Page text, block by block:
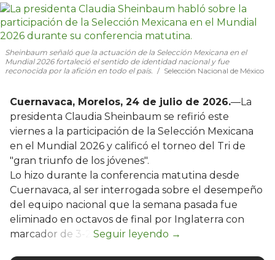
Sheinbaum señaló que la actuación de la Selección Mexicana en el
Mundial 2026 fortaleció el sentido de identidad nacional y fue
reconocida por la afición en todo el país.
Selección Nacional de México
Cuernavaca, Morelos, 24 de julio de 2026.—La
presidenta Claudia Sheinbaum se refirió este
viernes a la participación de la Selección Mexicana
en el Mundial 2026 y calificó el torneo del Tri de
"gran triunfo de los jóvenes".
Lo hizo durante la conferencia matutina desde
Cuernavaca, al ser interrogada sobre el desempeño
del equipo nacional que la semana pasada fue
eliminado en octavos de final por Inglaterra con
marcador de 3-2.